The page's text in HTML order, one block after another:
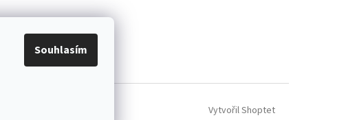
Souhlasím
Vytvořil Shoptet